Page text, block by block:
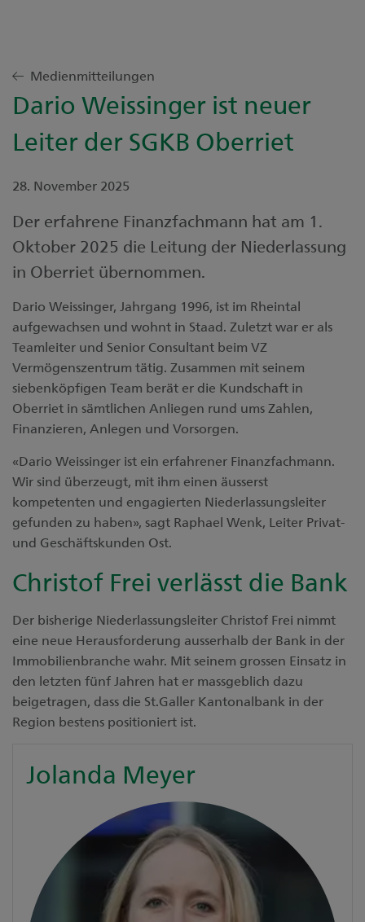
Medienmitteilungen
Dario Weissinger ist neuer
Leiter der SGKB Oberriet
28. November 2025
Der erfahrene Finanzfachmann hat am 1.
Oktober 2025 die Leitung der Niederlassung
Dario Weissinger, Jahrgang 1996, ist im Rheintal
aufgewachsen und wohnt in Staad. Zuletzt war er als
Teamleiter und Senior Consultant beim VZ
Vermögenszentrum tätig. Zusammen mit seinem
siebenköpfigen Team berät er die Kundschaft in
Oberriet in sämtlichen Anliegen rund ums Zahlen,
Finanzieren, Anlegen und Vorsorgen.
«Dario Weissinger ist ein erfahrener Finanzfachmann.
Wir sind überzeugt, mit ihm einen äusserst
kompetenten und engagierten Niederlassungsleiter
gefunden zu haben», sagt Raphael Wenk, Leiter Privat-
und Geschäftskunden Ost.
Christof Frei verlässt die Bank
Der bisherige Niederlassungsleiter Christof Frei nimmt
eine neue Herausforderung ausserhalb der Bank in der
Immobilienbranche wahr. Mit seinem grossen Einsatz in
den letzten fünf Jahren hat er massgeblich dazu
beigetragen, dass die St.Galler Kantonalbank in der
Region bestens positioniert ist.
Jolanda Meyer